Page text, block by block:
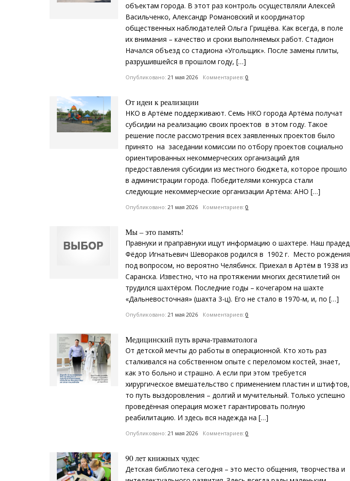
объектам города. В этот раз контроль осуществляли Алексей
Васильченко, Александр Романовский и координатор
общественных наблюдателей Ольга Грищёва. Как всегда, в поле
их внимания – качество и сроки выполняемых работ. Стадион
Начался объезд со стадиона «Угольщик». После замены плиты,
разрушившейся в прошлом году, […]
Опубликовано:21 мая 2026 Комментариев:0
От идеи к реализации
НКО в Артёме поддерживают. Семь НКО города Артёма получат
субсидии на реализацию своих проектов в этом году. Такое
решение после рассмотрения всех заявленных проектов было
принято на заседании комиссии по отбору проектов социально
ориентированных некоммерческих организаций для
предоставления субсидии из местного бюджета, которое прошло
в администрации города. Победителями конкурса стали
следующие некоммерческие организации Артёма: АНО […]
Опубликовано:21 мая 2026 Комментариев:0
Мы – это память!
Правнуки и праправнуки ищут информацию о шахтере. Наш прадед
Фёдор Игнатьевич Шевораков родился в 1902 г. Место рождения
под вопросом, но вероятно Челябинск. Приехал в Артём в 1938 из
Саранска. Известно, что на протяжении многих десятилетий он
трудился шахтёром. Последние годы – кочегаром на шахте
«Дальневосточная» (шахта 3-ц). Его не стало в 1970-м, и, по […]
Опубликовано:21 мая 2026 Комментариев:0
Медицинский путь врача-травматолога
От детской мечты до работы в операционной. Кто хоть раз
сталкивался на собственном опыте с переломом костей, знает,
как это больно и страшно. А если при этом требуется
хирургическое вмешательство с применением пластин и штифтов,
то путь выздоровления – долгий и мучительный. Только успешно
проведённая операция может гарантировать полную
реабилитацию. И здесь вся надежда на […]
Опубликовано:21 мая 2026 Комментариев:0
90 лет книжных чудес
Детская библиотека сегодня – это место общения, творчества и